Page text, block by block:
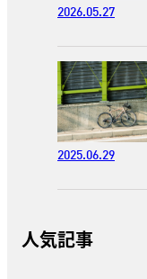
2026.05.27
2025.06.29
人気記事